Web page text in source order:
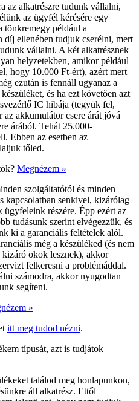
az alkatrészre tudunk vállalni,
az ügyfél kérésére egy
tönkremegy például a
díj ellenében tudjuk cserélni, mert
vállalni. A két alkatrésznek
helyzetekben, amikor például
hogy 10.000 Ft-ért), azért mert
ezután is fennáll ugyanaz a
és ha ezt követően azt
IC hibája (tegyük fel,
akkumulátor csere árát jóvá
árából. Tehát 25.000-
Ebben az esetben az
tőled.
Megnézem »
szolgáltatótól és minden
kapcsolatban senkivel, kizárólag
részére. Épp ezért az
tudásunk szerint elvégezzük, és
ki a garanciális feltételek alól.
még a készüléked (és nem
kizáró okok lesznek), akkor
felkeresni a problémáddal.
számodra, akkor nyugodtan
segíteni.
»
itt meg tudod nézni.
típusát, azt is tudjátok
találod meg honlapunkon,
áll alkatrész. Ettől